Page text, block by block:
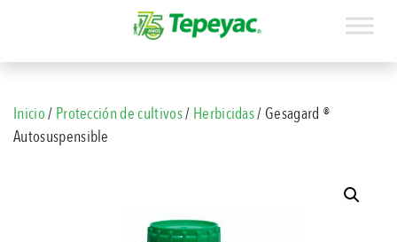
Inicio/ Protección de cultivos/ Herbicidas/ Gesagard ®
Autosuspensible